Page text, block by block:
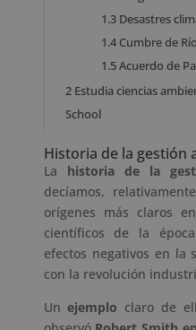
1.3Desastres
1.4Cumbre de
1.5Acuerdo de
2Estudia ciencias
School
Historia de la gestión
La historia de la
decíamos,
orígenes más claros
científicos de la
efectos negativos en la
con la revolución
Unejemplo claro de